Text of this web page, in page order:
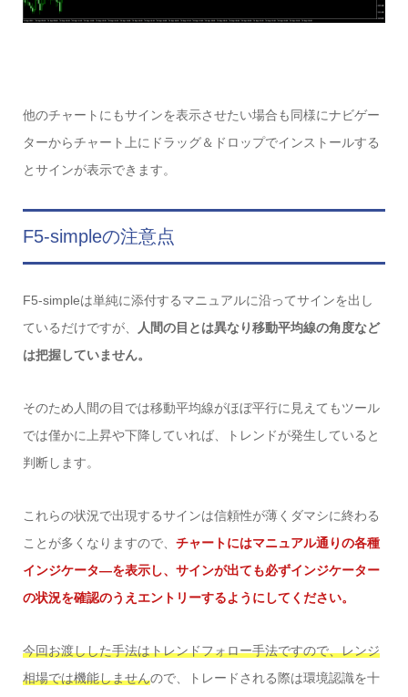
他のチャートにもサインを表示させたい場合も同様にナビゲー
ターからチャート上にドラッグ＆ドロップでインストールする
とサインが表示できます。
F5-simpleの注意点
F5-simpleは単純に添付するマニュアルに沿ってサインを出し
ているだけですが、
人間の目とは異なり移動平均線の角度など
は把握していません。
そのため人間の目では移動平均線がほぼ平行に見えてもツール
では僅かに上昇や下降していれば、トレンドが発生していると
判断します。
これらの状況で出現するサインは信頼性が薄くダマシに終わる
ことが多くなりますので、 チャートにはマニュアル通りの各種
インジケータ―を表示し、サインが出ても必ずインジケーター
の状況を確認のうえエントリーするようにしてください。
今回お渡しした手法はトレンドフォロー手法ですので、レンジ
相場では機能しませんので、トレードされる際は環境認識を十